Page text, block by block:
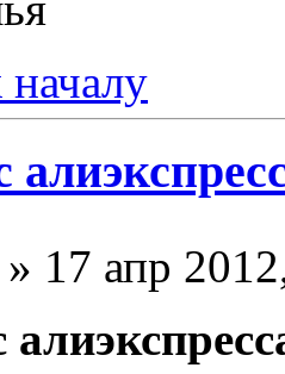
» 17 апр